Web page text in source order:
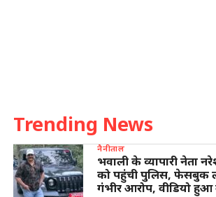
Trending News
नैनीताल
भवाली के व्यापारी नेता
को पहुंची पुलिस, फेसबुक
गंभीर आरोप, वीडियो हुआ